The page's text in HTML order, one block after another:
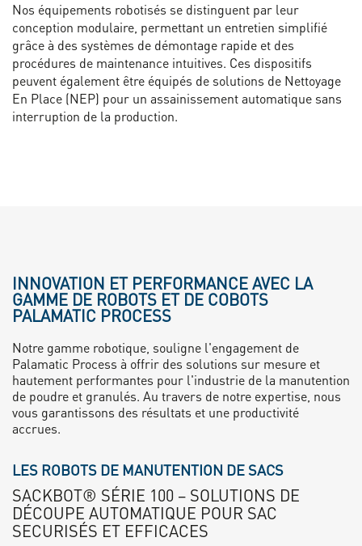
Nos équipements robotisés se distinguent par leur
conception modulaire, permettant un entretien simplifié
grâce à des systèmes de démontage rapide et des
procédures de maintenance intuitives. Ces dispositifs
peuvent également être équipés de solutions de Nettoyage
En Place (NEP) pour un assainissement automatique sans
interruption de la production.
INNOVATION ET PERFORMANCE AVEC LA
GAMME DE ROBOTS ET DE COBOTS
PALAMATIC PROCESS
Notre gamme robotique, souligne l'engagement de
Palamatic Process à offrir des solutions sur mesure et
hautement performantes pour l'industrie de la manutention
de poudre et granulés. Au travers de notre expertise, nous
vous garantissons des résultats et une productivité
accrues.
LES ROBOTS DE MANUTENTION DE SACS
SACKBOT® SÉRIE 100 – SOLUTIONS DE
DÉCOUPE AUTOMATIQUE POUR SAC
SECURISÉS ET EFFICACES